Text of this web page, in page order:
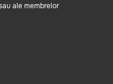
ale membrelor